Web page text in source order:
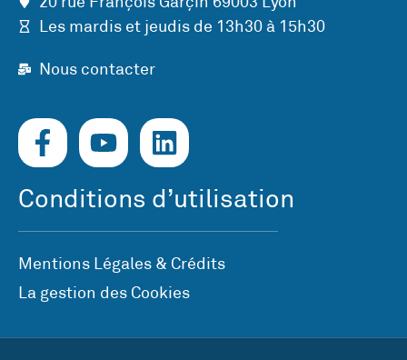
Les mardis et jeudis de 13h30 à 15h30
Nous contacter
Conditions d’utilisation
Mentions Légales & Crédits
La gestion des Cookies